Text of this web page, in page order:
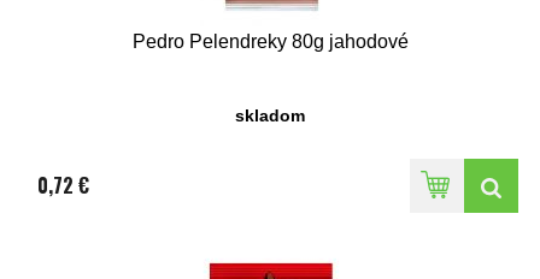
Pedro Pelendreky 80g jahodové
skladom
0,72 €